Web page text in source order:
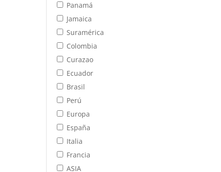
Panamá
Jamaica
Suramérica
Colombia
Curazao
Ecuador
Brasil
Perú
Europa
España
Italia
Francia
ASIA